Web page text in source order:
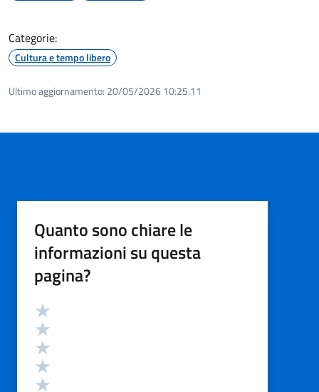
Categorie:
Cultura e tempo libero
Ultimo aggiornamento: 20/05/2026 10:25.11
Quanto sono chiare le
informazioni su questa
pagina?
Valutazione